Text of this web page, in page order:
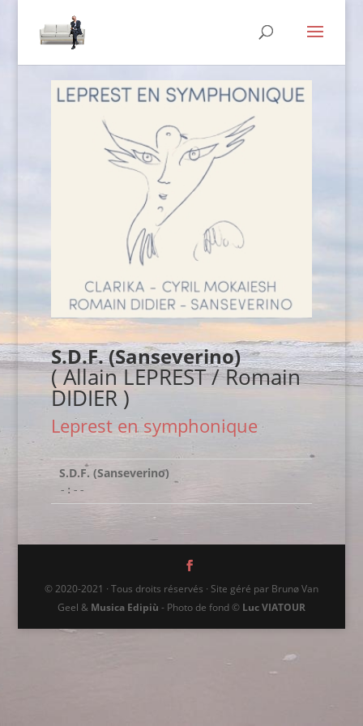
S.D.F. (Sanseverino)
( Allain LEPREST / Romain
DIDIER )
Leprest en symphonique
S.D.F. (Sanseverino)
-:--
© 2020-2021 · Tous droits réservés · Site géré par Brunø Van
Geel & Musica Edipiù - Photo de fond © Luc VIATOUR